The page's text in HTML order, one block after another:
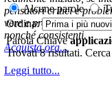
pensatori critici e
vere e proprie correnti
nonché consistenti.
Acquista ora...
Leggi tutto...
Alcune parole
Ordina:
Parola Chiave
Trovati 8 risultati.